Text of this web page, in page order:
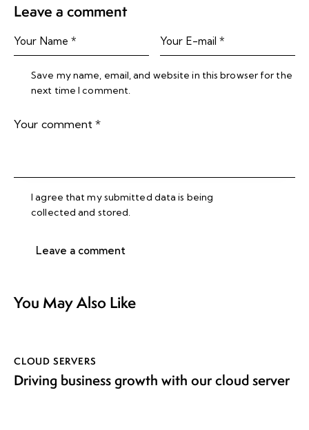
Leave a comment
Save my name, email, and website in this browser for the
next time I comment.
I agree that my submitted data is being
collected and stored.
You May Also Like
CLOUD SERVERS
Driving business growth with our cloud server